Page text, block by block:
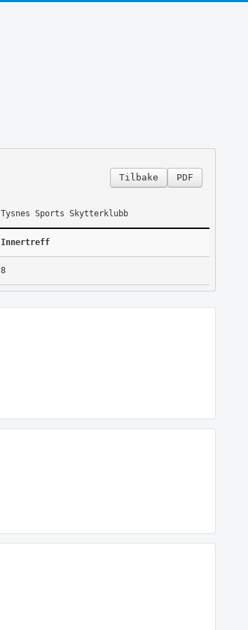
PDF
Tilbake
Tysnes Sports Skytterklubb
Innertreff
8